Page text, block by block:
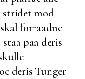
stridet mod
forraadne
paa deris
deris Tunger